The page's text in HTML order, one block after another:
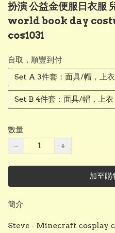
扮演 公益金便服日衣服
world book day
cos1031
自取，順豐到付
Set A 3件套：面具/帽，上
Set B 4件套：面具/帽，上
數量
−
+
加至購
簡介
Steve - Minecraft cosplay